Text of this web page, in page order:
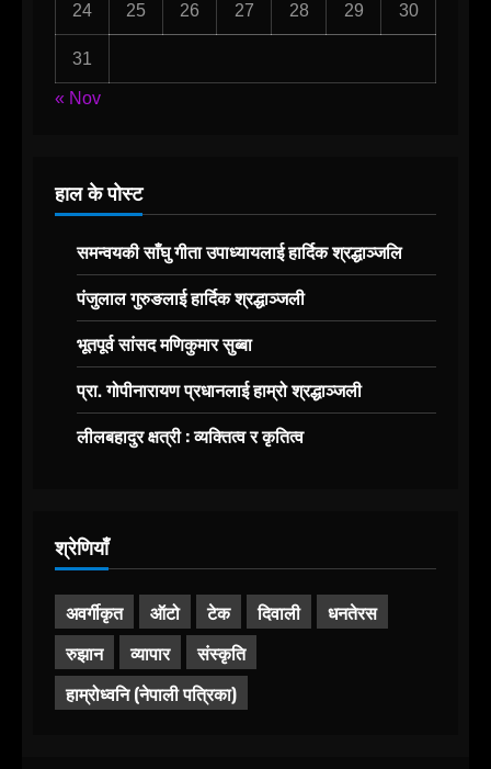
24 25 26 27 28 29 30
31
« Nov
हाल के पोस्ट
समन्वयकी साँघु गीता उपाध्यायलाई हार्दिक श्रद्धाञ्जलि
पंजुलाल गुरुङलाई हार्दिक श्रद्धाञ्जली
भूतपूर्व सांसद मणिकुमार सुब्बा
प्रा. गोपीनारायण प्रधानलाई हाम्रो श्रद्धाञ्जली
लीलबहादुर क्षत्री : व्यक्तित्व र कृतित्व
श्रेणियाँ
अवर्गीकृत ऑटो टेक दिवाली
धनतेरस
रुझान
व्यापार
संस्कृति
हाम्रोध्वनि (नेपाली पत्रिका)